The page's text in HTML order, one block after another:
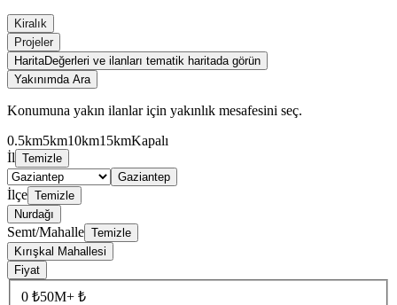
Kiralık
Projeler
HaritaDeğerleri ve ilanları tematik haritada görün
Yakınımda Ara
Konumuna yakın ilanlar için yakınlık mesafesini seç.
0.5km5km10km15kmKapalı
İl Temizle
Gaziantep
İlçe Temizle
Nurdağı
Semt/Mahalle Temizle
Kırışkal Mahallesi
Fiyat
0 ₺50M+ ₺